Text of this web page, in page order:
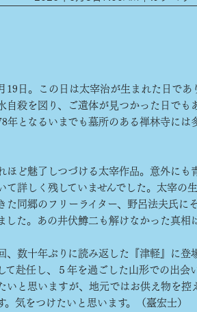
19日。この日は太宰治が生まれた日であ
自殺を図り、ご遺体が見つかった日でも
年となるいまでも墓所のある禅林寺には
ほど魅了しつづける太宰作品。意外にも
て詳しく残していませんでした。太宰の
た同郷のフリーライター、野呂法夫氏に
した。あの井伏鱒二も解けなかった真相
、数十年ぶりに読み返した『津軽』に登
て赴任し、５年を過ごした山形での出会
いと思いますが、地元ではお供え物を控
。気をつけたいと思います。（臺宏士）